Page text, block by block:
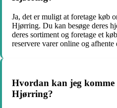
Ja, det er muligt at foretage køb
Hjørring. Du kan besøge deres
deres sortiment og foretage et
reservere varer online og
Hvordan kan jeg
Hjørring?